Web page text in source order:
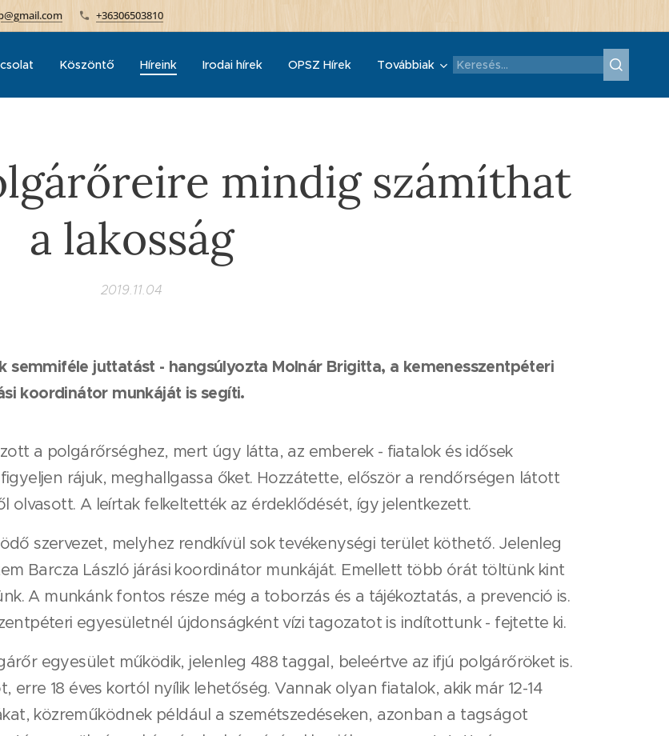
+36306503810
Köszöntő Híreink Irodai hírek OPSZ Hírek Továbbiak
mindig számíthat
a lakosság
2019.11.04
semmiféle juttatást - hangsúlyozta Molnár Brigitta, a kemenesszentpéteri
koordinátor munkáját is segíti.
a polgárőrséghez, mert úgy látta, az emberek - fiatalok és idősek
rájuk, meghallgassa őket. Hozzátette, először a rendőrségen látott
A leírtak felkeltették az érdeklődését, így jelentkezett.
szervezet, melyhez rendkívül sok tevékenységi terület köthető. Jelenleg
Barcza László járási koordinátor munkáját. Emellett több órát töltünk kint
A munkánk fontos része még a toborzás és a tájékoztatás, a prevenció is.
egyesületnél újdonságként vízi tagozatot is indítottunk - fejtette ki.
egyesület működik, jelenleg 488 taggal, beleértve az ifjú polgárőröket is.
erre 18 éves kortól nyílik lehetőség. Vannak olyan fiatalok, akik már 12-14
közreműködnek például a szemétszedéseken, azonban a tagságot